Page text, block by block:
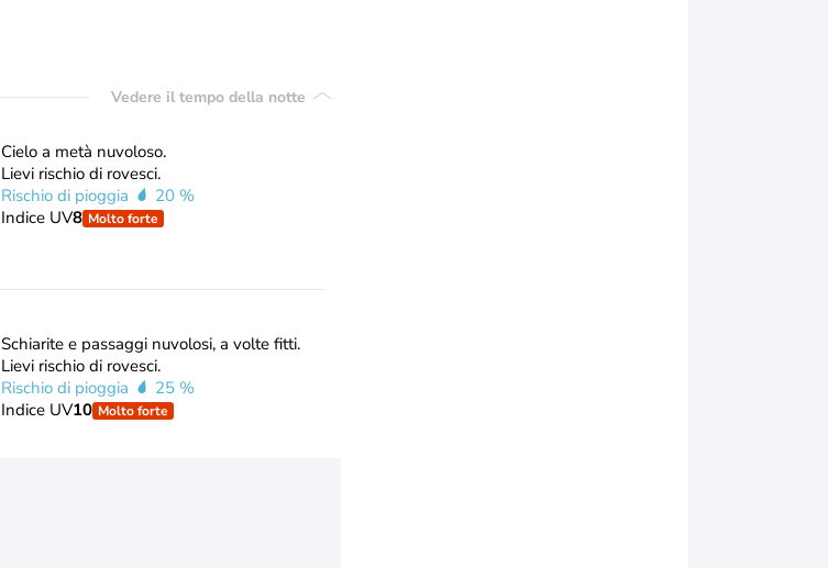
Vedere il tempo della notte
Cielo a metà nuvoloso.
Lievi rischio di rovesci.
Rischio di pioggia
20 %
Indice UV8 Molto forte
Schiarite e passaggi nuvolosi, a volte fitti.
Lievi rischio di rovesci.
Rischio di pioggia
25 %
Indice UV10 Molto forte